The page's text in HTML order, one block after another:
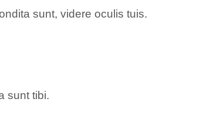
sunt, videre oculis tuis.
sunt tibi.